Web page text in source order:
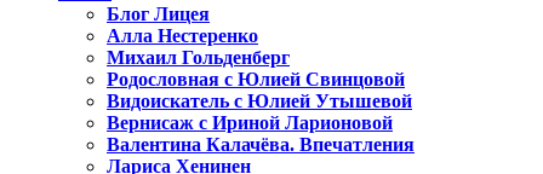
Блог Лицея
Алла Нестеренко
Михаил Гольденберг
Родословная с Юлией Свинцовой
Видоискатель с Юлией Утышевой
Вернисаж с Ириной Ларионовой
Валентина Калачёва. Впечатления
Лариса Хенинен